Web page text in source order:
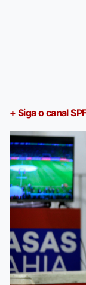
+ Siga o canal